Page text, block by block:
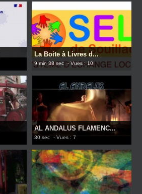
La Boite à Livres d...
9 min 38 sec - Vues : 10
AL ANDALUS FLAMENC...
30 sec - Vues : 7